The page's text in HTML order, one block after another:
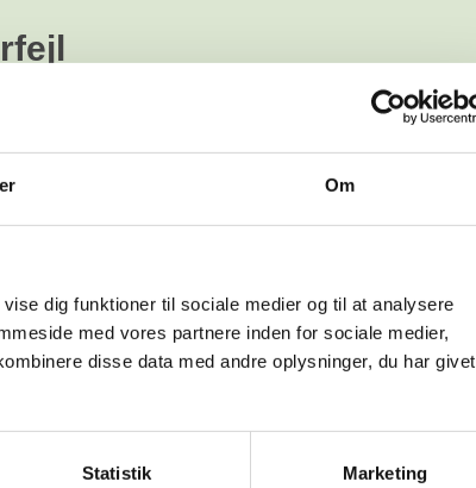
Om
dig funktioner til sociale medier og til at analysere
med vores partnere inden for sociale medier,
disse data med andre oplysninger, du har givet
Statistik Marketing
at løse problemet. Prøv venligst igen
Gå tilbage